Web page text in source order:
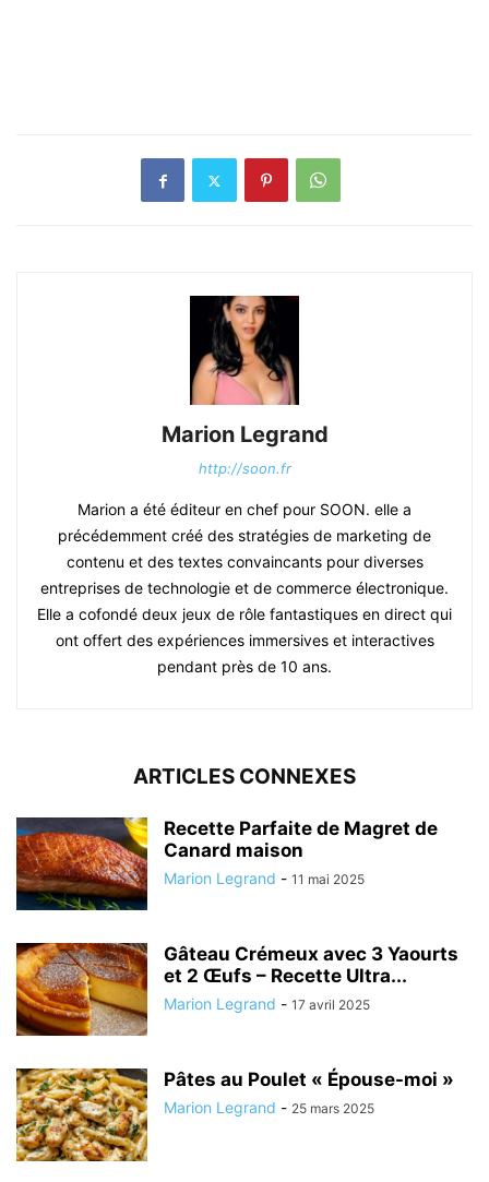
Marion Legrand
http://soon.fr
Marion a été éditeur en chef pour SOON. elle a
précédemment créé des stratégies de marketing de
contenu et des textes convaincants pour diverses
entreprises de technologie et de commerce électronique.
Elle a cofondé deux jeux de rôle fantastiques en direct qui
ont offert des expériences immersives et interactives
pendant près de 10 ans.
ARTICLES CONNEXES
Recette Parfaite de Magret de
Canard maison
Marion Legrand - 11 mai 2025
Gâteau Crémeux avec 3 Yaourts
et 2 Œufs – Recette Ultra...
Marion Legrand - 17 avril 2025
Pâtes au Poulet « Épouse-moi »
Marion Legrand - 25 mars 2025